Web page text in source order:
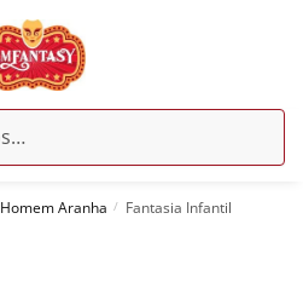
Homem Aranha / Fantasia Infantil